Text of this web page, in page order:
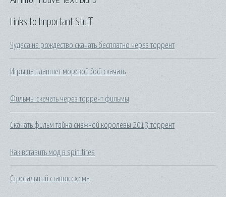
Links to Important Stuff
Чудеса на рождество скачать бесплатно через торрент
Игры на планшет морской бой скачать
Фильмы скачать через торрент фильмы
Скачать фильм тайна снежной королевы 2013 торрент
Как вставить мод в spin tires
Строгальный станок схема